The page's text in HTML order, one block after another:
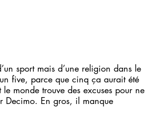
sport mais d’une religion dans le
five, parce que cinq ça aurait été
monde trouve des excuses pour ne
Decimo. En gros, il manque